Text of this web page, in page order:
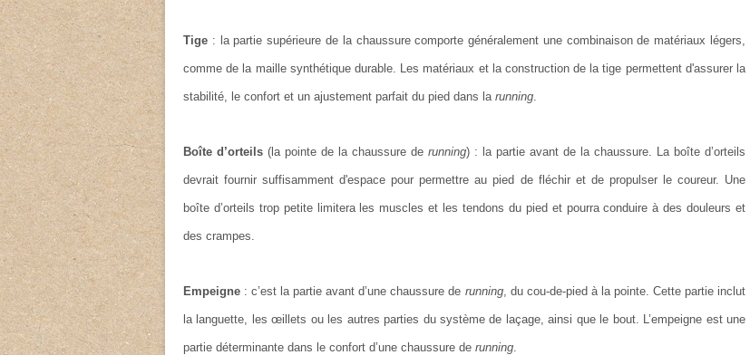
Tige : la partie supérieure de la chaussure comporte généralement une combinaison de matériaux légers,
comme de la maille synthétique durable. Les matériaux et la construction de la tige permettent d'assurer la
stabilité, le confort et un ajustement parfait du pied dans la running.
Boîte d’orteils (la pointe de la chaussure de running) : la partie avant de la chaussure. La boîte d’orteils
devrait fournir suffisamment d'espace pour permettre au pied de fléchir et de propulser le coureur. Une
boîte d’orteils trop petite limitera les muscles et les tendons du pied et pourra conduire à des douleurs et
des crampes.
Empeigne : c’est la partie avant d’une chaussure de running, du cou-de-pied à la pointe. Cette partie inclut
la languette, les œillets ou les autres parties du système de laçage, ainsi que le bout. L’empeigne est une
partie déterminante dans le confort d’une chaussure de running.